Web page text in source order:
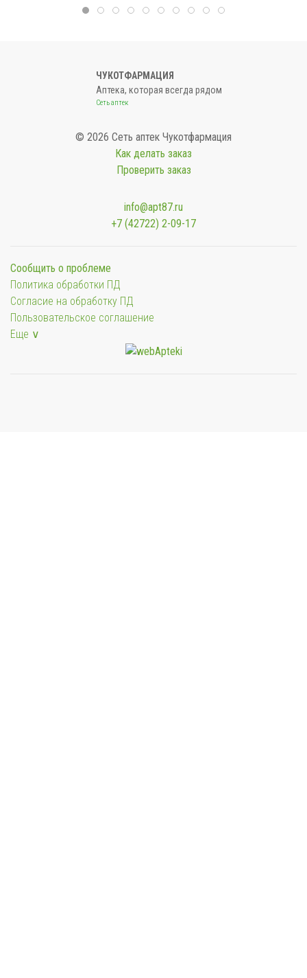
ЧУКОТФАРМАЦИЯ
Аптека, которая всегда рядом
Сеть аптек
© 2026 Сеть аптек Чукотфармация
Как делать заказ
Проверить заказ
info@apt87.ru
+7 (42722) 2-09-17
Сообщить о проблеме
Политика обработки ПД
Согласие на обработку ПД
Пользовательское соглашение
Еще ∨